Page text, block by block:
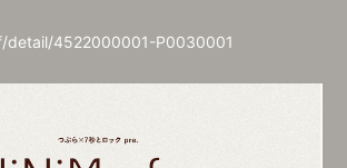
detail/4522000001-P0030001